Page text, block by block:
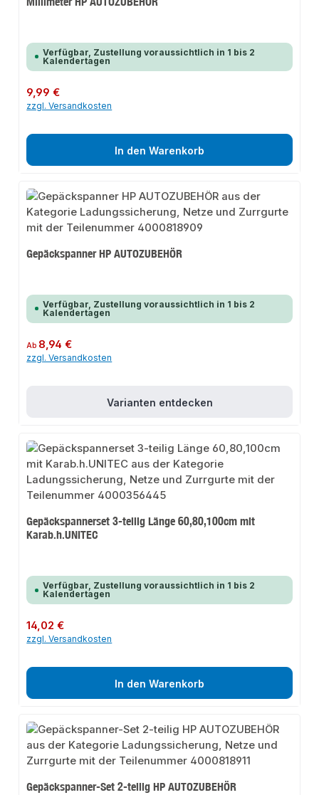
Verfügbar, Zustellung voraussichtlich in 1 bis 2
Kalendertagen
Regulärer Preis:
9,99 €
zzgl. Versandkosten
In den Warenkorb
Gepäckspanner HP AUTOZUBEHÖR
Verfügbar, Zustellung voraussichtlich in 1 bis 2
Kalendertagen
Regulärer Preis:
Ab 8,94 €
zzgl. Versandkosten
Varianten entdecken
Gepäckspannerset 3-teilig Länge 60,80,100cm mit
Karab.h.UNITEC
Verfügbar, Zustellung voraussichtlich in 1 bis 2
Kalendertagen
Regulärer Preis:
14,02 €
zzgl. Versandkosten
In den Warenkorb
Gepäckspanner-Set 2-teilig HP AUTOZUBEHÖR